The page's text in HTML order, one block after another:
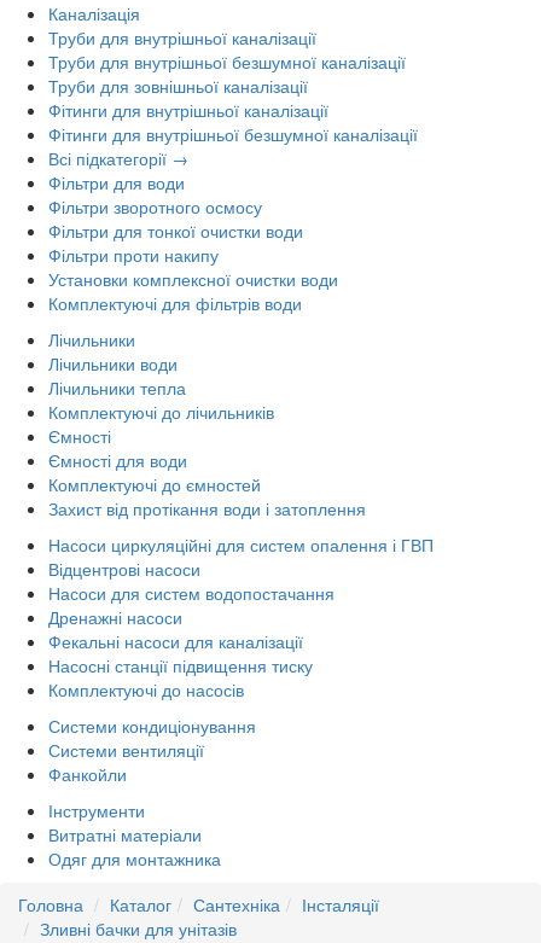
Каналізація
Труби для внутрішньої каналізації
Труби для внутрішньої безшумної каналізації
Труби для зовнішньої каналізації
Фітинги для внутрішньої каналізації
Фітинги для внутрішньої безшумної каналізації
Всі підкатегорії →
Фільтри для води
Фільтри зворотного осмосу
Фільтри для тонкої очистки води
Фільтри проти накипу
Установки комплексної очистки води
Комплектуючі для фільтрів води
Лічильники
Лічильники води
Лічильники тепла
Комплектуючі до лічильників
Ємності
Ємності для води
Комплектуючі до ємностей
Захист від протікання води і затоплення
Насоси циркуляційні для систем опалення і ГВП
Відцентрові насоси
Насоси для систем водопостачання
Дренажні насоси
Фекальні насоси для каналізації
Насосні станції підвищення тиску
Комплектуючі до насосів
Системи кондиціонування
Системи вентиляції
Фанкойли
Інструменти
Витратні матеріали
Одяг для монтажника
Головна
Каталог Сантехніка
Інсталяції
Зливні бачки для унітазів